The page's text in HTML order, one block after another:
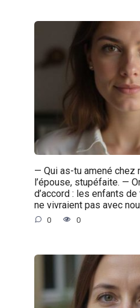
— Qui as-tu amené chez
l’épouse, stupéfaite. —
d’accord : les enfants
ne vivraient pas avec
0 0